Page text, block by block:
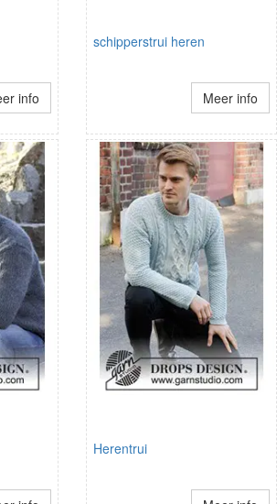
info
schipperstrui heren
Meer info
Herentrui